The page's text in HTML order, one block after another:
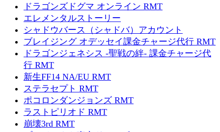
ドラゴンズドグマ オンライン RMT
エレメンタルストーリー
シャドウバース（シャドバ）アカウント
ブレイジング オデッセイ課金チャージ代行 RMT
ドラゴンジェネシス -聖戦の絆- 課金チャージ代
行 RMT
新生FF14 NA/EU RMT
ステラセプト RMT
ポコロンダンジョンズ RMT
ラストピリオド RMT
崩壊3rd RMT